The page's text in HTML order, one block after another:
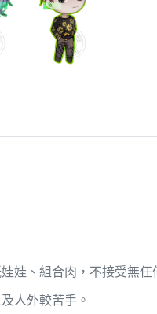
、組合肉，不接受無任
人外較苦手。